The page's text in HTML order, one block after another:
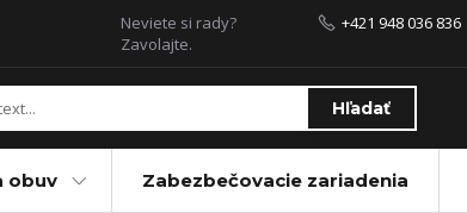
Hľadať
Neviete si rady?
Zavolajte.
+421 948 036 836
obuv Zabezbečovacie zariadenia